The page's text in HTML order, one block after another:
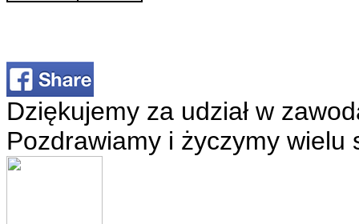
Dziękujemy za udział w
Pozdrawiamy i życzymy wielu